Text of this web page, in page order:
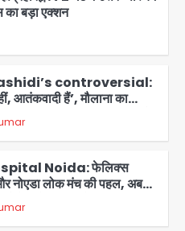
का बड़ा एक्शन
controversial:
आतंकवादी हैं’, मौलाना का
विवादित बयान, BJP विधायक ने
की मांग
Noida: फेलिक्स
नोएडा लोक मंच की पहल, अब
में मिलेगी 24 घंटे ऑनलाइन
सुविधा